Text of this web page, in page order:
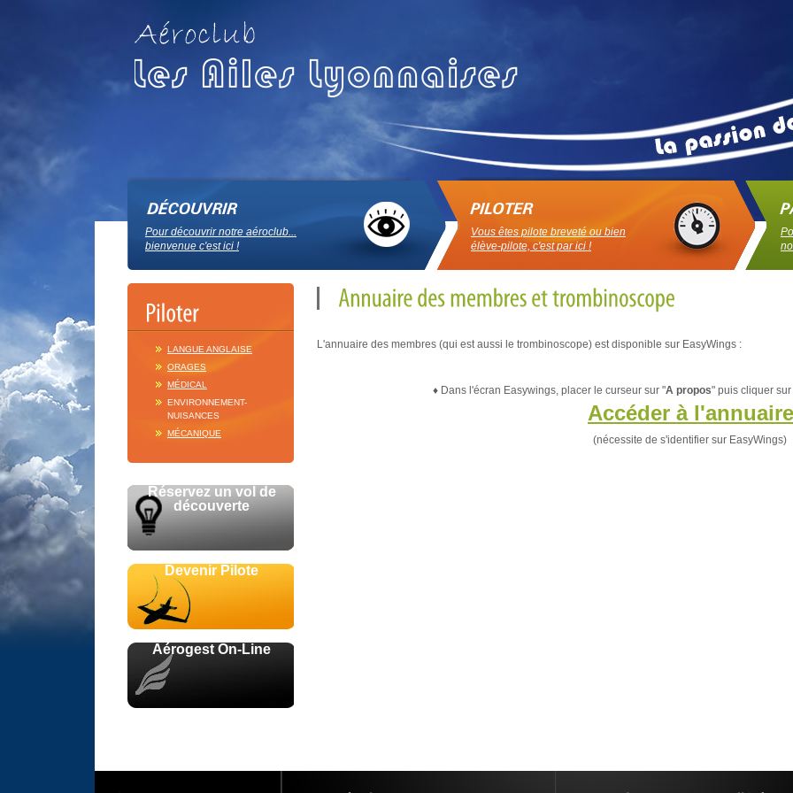
Pour découvrir notre aéroclub...
bienvenue c'est ici !
Vous êtes pilote breveté ou bien
élève-pilote, c'est par ici !
LANGUE ANGLAISE
ORAGES
MÉDICAL
ENVIRONNEMENT-
NUISANCES
MÉCANIQUE
Réservez un vol de
découverte
Devenir Pilote
Aérogest On-Line
L'annuaire des membres (qui est aussi le trombinoscope) est disponible sur EasyWings :
♦ Dans l'écran Easywings, placer le curseur sur "A propos" puis cliquer sur
Accéder à l'annuaire
(nécessite de s'identifier sur EasyWings)